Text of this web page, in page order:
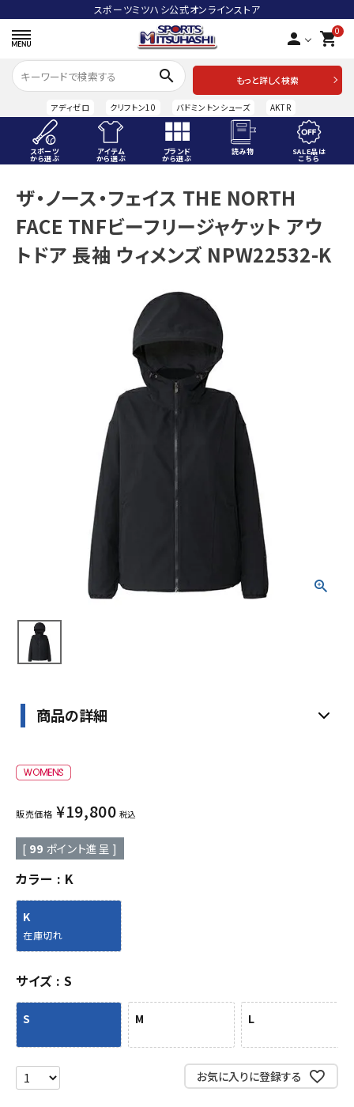
スポーツミツハシ公式オンラインストア
person 0
shopping_cart
search
もっと詳しく検索
アディゼロ クリフトン10 バドミントンシューズ AKTR
スポーツ
から選ぶ
アイテム
から選ぶ
ブランド
から選ぶ
読み物 SALE品は
こちら
ACCOUNT MENU
ようこそ ゲスト 様
meeting_room ログイン person 会員登録
プライバシーポリシー
ザ・ノース・フェイス THE NORTH
FACE TNFビーフリージャケット アウ
トドア 長袖 ウィメンズ NPW22532-K
商品の詳細
販売価格 ¥19,800 税込
[ 99 ポイント進呈 ]
カラー K
K
在庫切れ
サイズ S
S M L
お気に入りに登録する